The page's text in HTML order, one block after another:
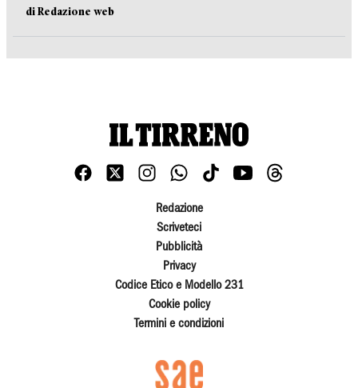
di Redazione web
Redazione
Scriveteci
Pubblicità
Privacy
Codice Etico e Modello 231
Cookie policy
Termini e condizioni